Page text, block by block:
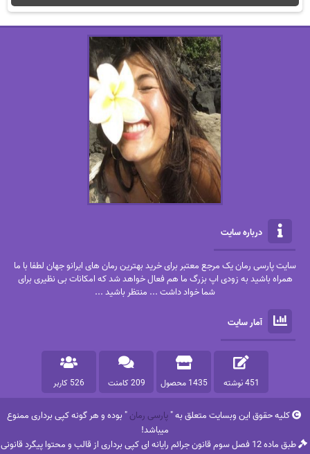
درباره سایت
سایت پارسی رمان یک مرجع معتبر برای خرید بهترین رمان های ایرانو جهان لطفا با ما
همراه باشید به زودی اپ بزرگ ما هم فعال خواهد شد که امکانات بی نظیری برای
شما خواد داشت ... منتظر باشید ...
آمار سایت
451 نوشته 1435 محصول 209 کامنت 526 کاربر
کلیه حقوق این وبسایت متعلق به "پارسی رمان" بوده و هر گونه کپی برداری ممنوع
میباشد!
طبق ماده 12 فصل سوم قانون جرائم رایانه ای کپی برداری از قالب و محتوا پیگرد قانونی